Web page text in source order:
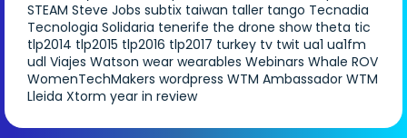
STEAM Steve Jobs subtix taiwan taller tango Tecnadia
Tecnologia Solidaria tenerife the drone show theta tic
tlp2014 tlp2015 tlp2016 tlp2017 turkey tv twit ua1 ua1fm
udl Viajes Watson wear wearables Webinars Whale ROV
WomenTechMakers wordpress WTM Ambassador WTM
Lleida Xtorm year in review